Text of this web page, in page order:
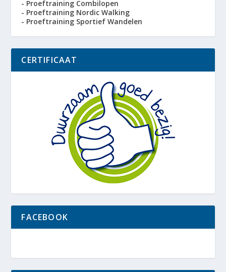
- Proeftraining Combilopen
- Proeftraining Nordic Walking
- Proeftraining Sportief Wandelen
CERTIFICAAT
FACEBOOK